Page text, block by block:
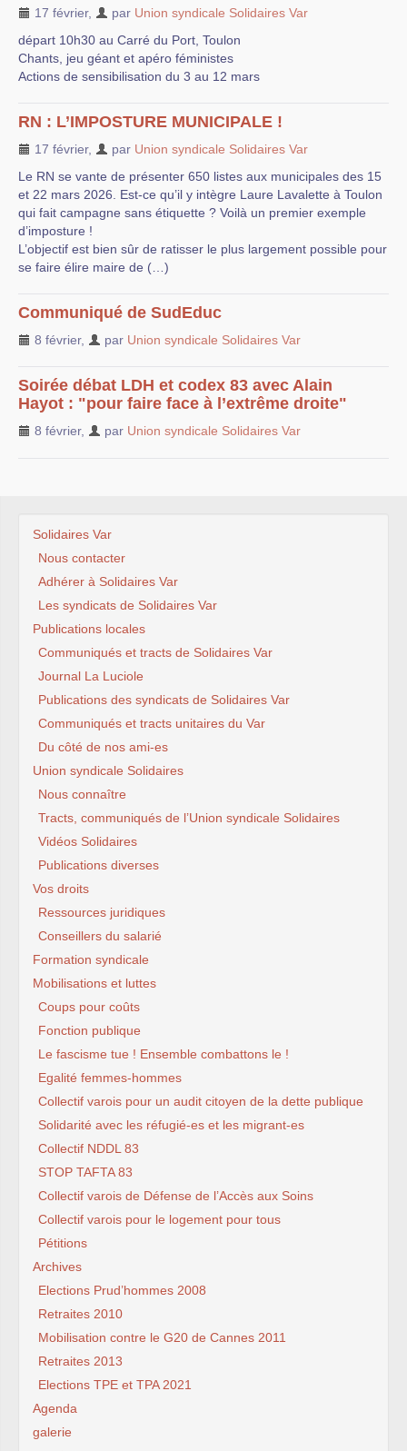
17 février, par Union syndicale Solidaires Var
départ 10h30 au Carré du Port, Toulon
Chants, jeu géant et apéro féministes
Actions de sensibilisation du 3 au 12 mars
RN : L’IMPOSTURE MUNICIPALE !
17 février, par Union syndicale Solidaires Var
Le RN se vante de présenter 650 listes aux municipales des 15
et 22 mars 2026. Est-ce qu’il y intègre Laure Lavalette à Toulon
qui fait campagne sans étiquette ? Voilà un premier exemple
d’imposture !
L’objectif est bien sûr de ratisser le plus largement possible pour
se faire élire maire de (…)
Communiqué de SudEduc
8 février, par Union syndicale Solidaires Var
Soirée débat LDH et codex 83 avec Alain
Hayot : "pour faire face à l’extrême droite"
8 février, par Union syndicale Solidaires Var
Solidaires Var
Nous contacter
Adhérer à Solidaires Var
Les syndicats de Solidaires Var
Publications locales
Communiqués et tracts de Solidaires Var
Journal La Luciole
Publications des syndicats de Solidaires Var
Communiqués et tracts unitaires du Var
Du côté de nos ami-es
Union syndicale Solidaires
Nous connaître
Tracts, communiqués de l’Union syndicale Solidaires
Vidéos Solidaires
Publications diverses
Vos droits
Ressources juridiques
Conseillers du salarié
Formation syndicale
Mobilisations et luttes
Coups pour coûts
Fonction publique
Le fascisme tue ! Ensemble combattons le !
Egalité femmes-hommes
Collectif varois pour un audit citoyen de la dette publique
Solidarité avec les réfugié-es et les migrant-es
Collectif NDDL 83
STOP TAFTA 83
Collectif varois de Défense de l’Accès aux Soins
Collectif varois pour le logement pour tous
Pétitions
Archives
Elections Prud’hommes 2008
Retraites 2010
Mobilisation contre le G20 de Cannes 2011
Retraites 2013
Elections TPE et TPA 2021
Agenda
galerie